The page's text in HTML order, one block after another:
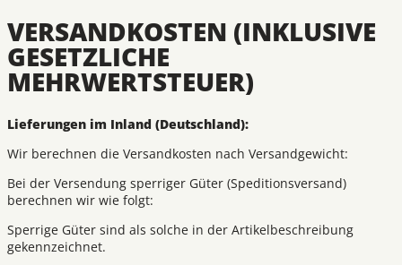
VERSANDKOSTEN (INKLUSIVE
GESETZLICHE
MEHRWERTSTEUER)
Lieferungen im Inland (Deutschland):
Wir berechnen die Versandkosten nach Versandgewicht:
Bei der Versendung sperriger Güter (Speditionsversand)
berechnen wir wie folgt:
Sperrige Güter sind als solche in der Artikelbeschreibung
gekennzeichnet.